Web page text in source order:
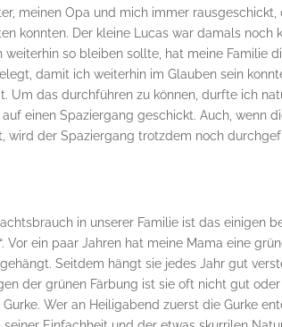
meinen Opa und mich immer
konnten. Der kleine Lucas war damals
weiterhin so bleiben sollte, hat meine Familie
damit ich weiterhin im Glauben sein
Um das durchführen zu können, durfte ich
einen Spaziergang geschickt. Auch, wenn
wird der Spaziergang trotzdem noch
in unserer Familie ist das einigen
Vor ein paar Jahren hat meine Mama eine
Seitdem hängt sie jedes Jahr gut
der grünen Färbung ist sie oft nicht gut
Wer an Heiligabend zuerst die Gurke